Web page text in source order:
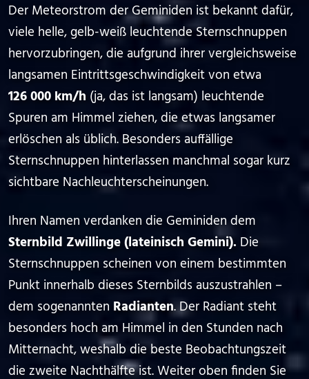
Der Meteorstrom der Geminiden ist bekannt dafür,
viele helle, gelb-weiß leuchtende Sternschnuppen
hervorzubringen, die aufgrund ihrer vergleichsweise
langsamen Eintrittsgeschwindigkeit von etwa
126 000 km/h (ja, das ist langsam) leuchtende
Spuren am Himmel ziehen, die etwas langsamer
erlöschen als üblich. Besonders auffällige
Sternschnuppen hinterlassen manchmal sogar kurz
sichtbare Nachleucht­erscheinungen.
Ihren Namen verdanken die Geminiden dem
Sternbild Zwillinge (lateinisch Gemini). Die
Sternschnuppen scheinen von einem bestimmten
Punkt innerhalb dieses Sternbilds auszustrahlen –
dem sogenannten Radianten. Der Radiant steht
besonders hoch am Himmel in den Stunden nach
Mitternacht, weshalb die beste Beobachtungszeit
die zweite Nachthälfte ist. Weiter oben finden Sie